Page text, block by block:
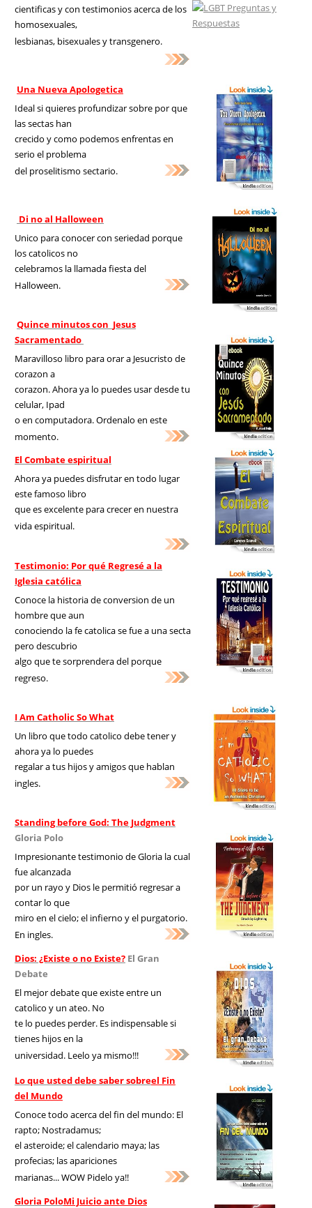
cientificas y con testimonios acerca de los
homosexuales,
lesbianas, bisexuales y transgenero.
Una Nueva Apologetica
Ideal si quieres profundizar sobre por que
las sectas han
crecido y como podemos enfrentas en
serio el problema
del proselitismo sectario.
Di no al Halloween
Unico para conocer con seriedad porque
los catolicos no
celebramos la llamada fiesta del
Halloween.
Quince minutos con Jesus
Sacramentado
Maravilloso libro para orar a Jesucristo de
corazon a
corazon. Ahora ya lo puedes usar desde tu
celular, Ipad
o en computadora. Ordenalo en este
momento.
El Combate espiritual
Ahora ya puedes disfrutar en todo lugar
este famoso libro
que es excelente para crecer en nuestra
vida espiritual.
Testimonio: Por qué Regresé a la
Iglesia católica
Conoce la historia de conversion de un
hombre que aun
conociendo la fe catolica se fue a una secta
pero descubrio
algo que te sorprendera del porque
regreso.
I Am Catholic So What
Un libro que todo catolico debe tener y
ahora ya lo puedes
regalar a tus hijos y amigos que hablan
ingles.
Standing before God: The Judgment
Gloria Polo
Impresionante testimonio de Gloria la cual
fue alcanzada
por un rayo y Dios le permitió regresar a
contar lo que
miro en el cielo; el infierno y el purgatorio.
En ingles.
Dios: ¿Existe o no Existe? El Gran
Debate
El mejor debate que existe entre un
catolico y un ateo. No
te lo puedes perder. Es indispensable si
tienes hijos en la
universidad. Leelo ya mismo!!!
Lo que usted debe saber sobreel Fin
del Mundo
Conoce todo acerca del fin del mundo: El
rapto; Nostradamus;
el asteroide; el calendario maya; las
profecias; las apariciones
marianas... WOW Pidelo ya!!
Gloria PoloMi Juicio ante Dios